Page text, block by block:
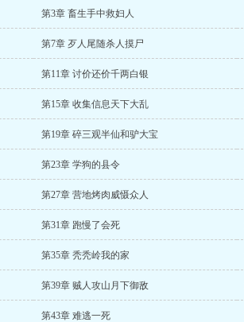
第3章 畜生手中救妇人
第7章 歹人尾随杀人摸尸
第11章 讨价还价千两白银
第15章 收集信息天下大乱
第19章 碎三观半仙和驴大宝
第23章 学狗的县令
第27章 营地烤肉威慑众人
第31章 跑慢了会死
第35章 秃秃岭我的家
第39章 贼人攻山月下御敌
第43章 难逃一死